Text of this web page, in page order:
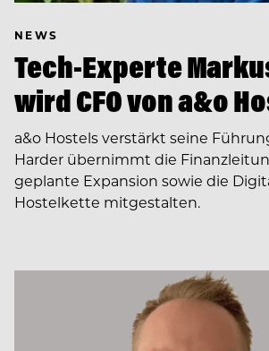
NEWS
Tech-Experte
wird CFO von a&o
a&o Hostels verstärkt seine
Harder übernimmt die
geplante Expansion sowie die
Hostelkette mitgestalten.